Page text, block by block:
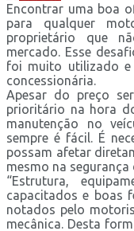
Encontrar uma boa
para qualquer
proprietário que
mercado. Esse
foi muito utilizado e
concessionária.
Apesar do preço
prioritário na hora
manutenção no
sempre é fácil. É
possam afetar
mesmo na
“Estrutura,
capacitados e boas
notados pelo
mecânica. Desta